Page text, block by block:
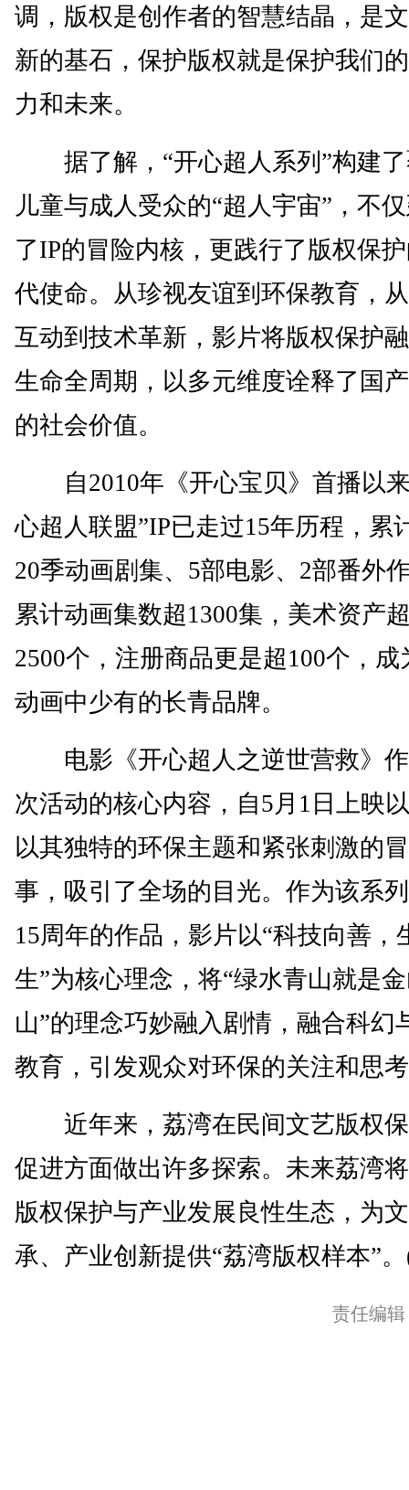
调，版权是创作者的智慧结晶，是
新的基石，保护版权就是保护我们
力和未来。
据了解，“开心超人系列”构建了
儿童与成人受众的“超人宇宙”，不
了IP的冒险内核，更践行了版权保
代使命。从珍视友谊到环保教育，
互动到技术革新，影片将版权保护
生命全周期，以多元维度诠释了国
的社会价值。
自2010年《开心宝贝》首播以
心超人联盟”IP已走过15年历程，累
20季动画剧集、5部电影、2部番外
累计动画集数超1300集，美术资产
2500个，注册商品更是超100个，成
动画中少有的长青品牌。
电影《开心超人之逆世营救》
次活动的核心内容，自5月1日上映
以其独特的环保主题和紧张刺激的
事，吸引了全场的目光。作为该系
15周年的作品，影片以“科技向善，
生”为核心理念，将“绿水青山就是
山”的理念巧妙融入剧情，融合科幻
教育，引发观众对环保的关注和思
近年来，荔湾在民间文艺版权
促进方面做出许多探索。未来荔湾
版权保护与产业发展良性生态，为
承、产业创新提供“荔湾版权样本”
责任编